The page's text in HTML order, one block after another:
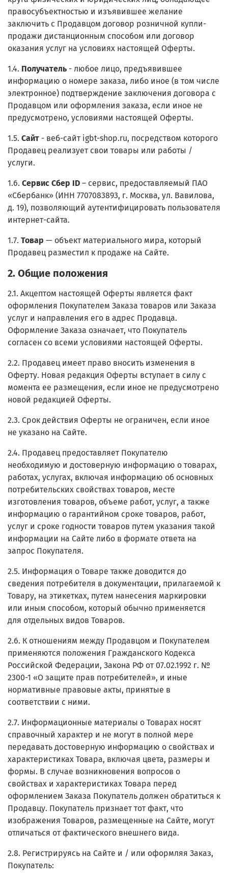
правосубъектностью и изъявившее желание
заключить с Продавцом договор розничной купли-
продажи дистанционным способом или договор
оказания услуг на условиях настоящей Оферты.
1.4. Получатель - любое лицо, предъявившее
информацию о номере заказа, либо иное (в том числе
электронное) подтверждение заключения договора с
Продавцом или оформления заказа, если иное не
предусмотрено, условиями настоящей Оферты.
1.5. Сайт - веб-сайт igbt-shop.ru, посредством которого
Продавец реализует свои товары или работы /
услуги.
1.6. Сервис Сбер ID – сервис, предоставляемый ПАО
«Сбербанк» (ИНН 7707083893, г. Москва, ул. Вавилова,
д. 19), позволяющий аутентифицировать пользователя
интернет-сайта.
1.7. Товар — объект материального мира, который
Продавец разместил к продаже на Сайте.
2. Общие положения
2.1. Акцептом настоящей Оферты является факт
оформления Покупателем Заказа товаров или Заказа
услуг и направления его в адрес Продавца.
Оформление Заказа означает, что Покупатель
согласен со всеми условиями настоящей Оферты.
2.2. Продавец имеет право вносить изменения в
Оферту. Новая редакция Оферты вступает в силу с
момента ее размещения, если иное не предусмотрено
новой редакцией Оферты.
2.3. Срок действия Оферты не ограничен, если иное
не указано на Сайте.
2.4. Продавец предоставляет Покупателю
необходимую и достоверную информацию о товарах,
работах, услугах, включая информацию об основных
потребительских свойствах товаров, месте
изготовления товаров, объеме работ, услуг, а также
информацию о гарантийном сроке товаров, работ,
услуг и сроке годности товаров путем указания такой
информации на Сайте либо в формате ответа на
запрос Покупателя.
2.5. Информация о Товаре также доводится до
сведения потребителя в документации, прилагаемой к
Товару, на этикетках, путем нанесения маркировки
или иным способом, который обычно применяется
для отдельных видов Товаров.
2.6. К отношениям между Продавцом и Покупателем
применяются положения Гражданского Кодекса
Российской Федерации, Закона РФ от 07.02.1992 г. №
2300-1 «О защите прав потребителей», и иные
нормативные правовые акты, принятые в
соответствии с ними.
2.7. Информационные материалы о Товарах носят
справочный характер и не могут в полной мере
передавать достоверную информацию о свойствах и
характеристиках Товара, включая цвета, размеры и
формы. В случае возникновения вопросов о
свойствах и характеристиках Товара перед
оформлением Заказа Покупатель должен обратиться к
Продавцу. Покупатель признает тот факт, что
изображения Товаров, размещенные на Сайте, могут
отличаться от фактического внешнего вида.
2.8. Регистрируясь на Сайте и / или оформляя Заказ,
Покупатель: